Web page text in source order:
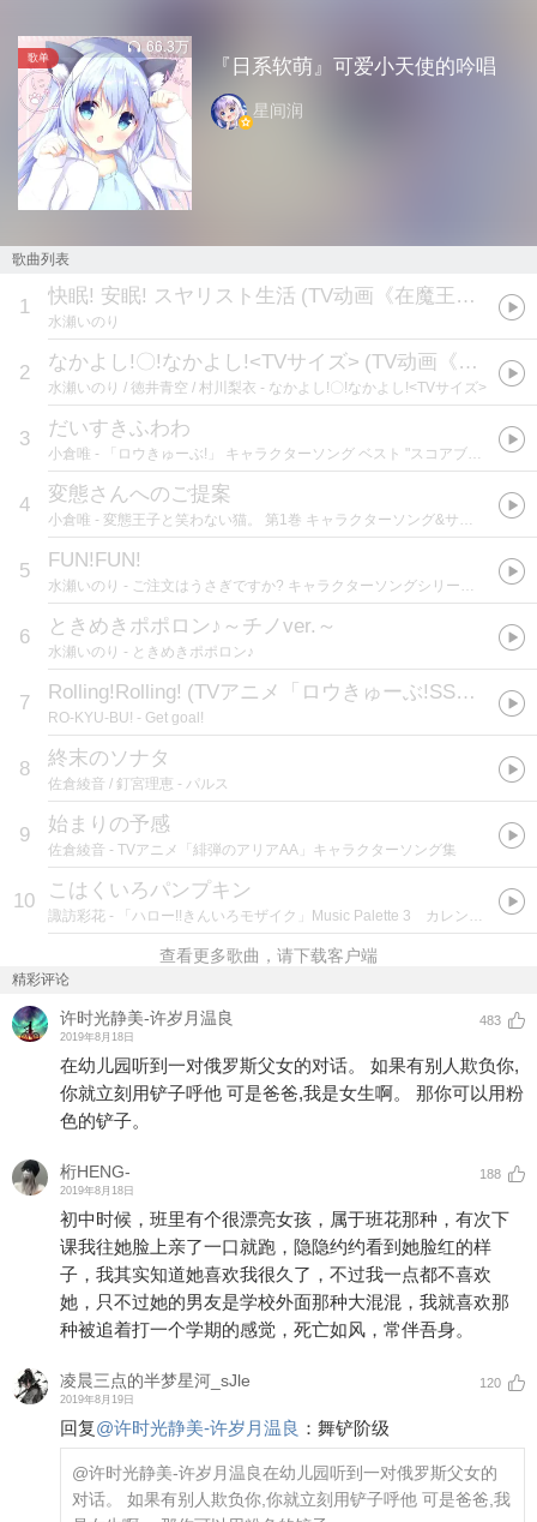
歌单
66.3万
『日系软萌』可爱小天使的吟唱
星间润
歌曲列表
1 快眠! 安眠! スヤリスト生活 (TV动画《在魔王城说晚安》片头曲
水瀬いのり
2 なかよし!〇!なかよし!<TVサイズ> (TV动画《请问您今天要来点兔子吗？ BLOOM》片尾曲
水瀬いのり / 徳井青空 / 村川梨衣 - なかよし!〇!なかよし!<TVサイズ>
3 だいすきふわわ
小倉唯 - 「ロウきゅーぶ!」 キャラクターソング ベスト "スコアブック"
4 変態さんへのご提案
小倉唯 - 変態王子と笑わない猫。 第1巻 キャラクターソング&サントラ収録CD
5 FUN!FUN!
水瀬いのり - ご注文はうさぎですか? キャラクターソングシリーズ06 チノ
6 ときめきポポロン♪～チノver.～
水瀬いのり - ときめきポポロン♪
7 Rolling!Rolling! (TVアニメ「ロウきゅーぶ!SS」EDテーマ
RO-KYU-BU! - Get goal!
8 終末のソナタ
佐倉綾音 / 釘宮理恵 - パルス
9 始まりの予感
佐倉綾音 - TVアニメ「緋弾のアリアAA」キャラクターソング集
10 こはくいろパンプキン
諏訪彩花 - 「ハロー!!きんいろモザイク」Music Palette 3 カレン＊穂乃花
查看更多歌曲，请下载客户端
精彩评论
许时光静美-许岁月温良
2019年8月18日
483
在幼儿园听到一对俄罗斯父女的对话。 如果有别人欺负你,
你就立刻用铲子呼他 可是爸爸,我是女生啊。 那你可以用粉
色的铲子。
桁HENG-
2019年8月18日
188
初中时候，班里有个很漂亮女孩，属于班花那种，有次下
课我往她脸上亲了一口就跑，隐隐约约看到她脸红的样
子，我其实知道她喜欢我很久了，不过我一点都不喜欢
她，只不过她的男友是学校外面那种大混混，我就喜欢那
种被追着打一个学期的感觉，死亡如风，常伴吾身。
凌晨三点的半梦星河_sJle
2019年8月19日
120
回复@许时光静美-许岁月温良 ： 舞铲阶级
@许时光静美-许岁月温良在幼儿园听到一对俄罗斯父女的
对话。 如果有别人欺负你,你就立刻用铲子呼他 可是爸爸,我